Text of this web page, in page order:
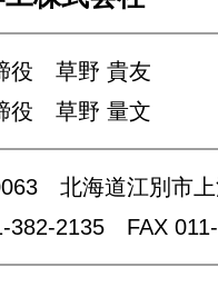
役 草野 貴友
役 草野 量文
北海道江別市
382-2135 FAX